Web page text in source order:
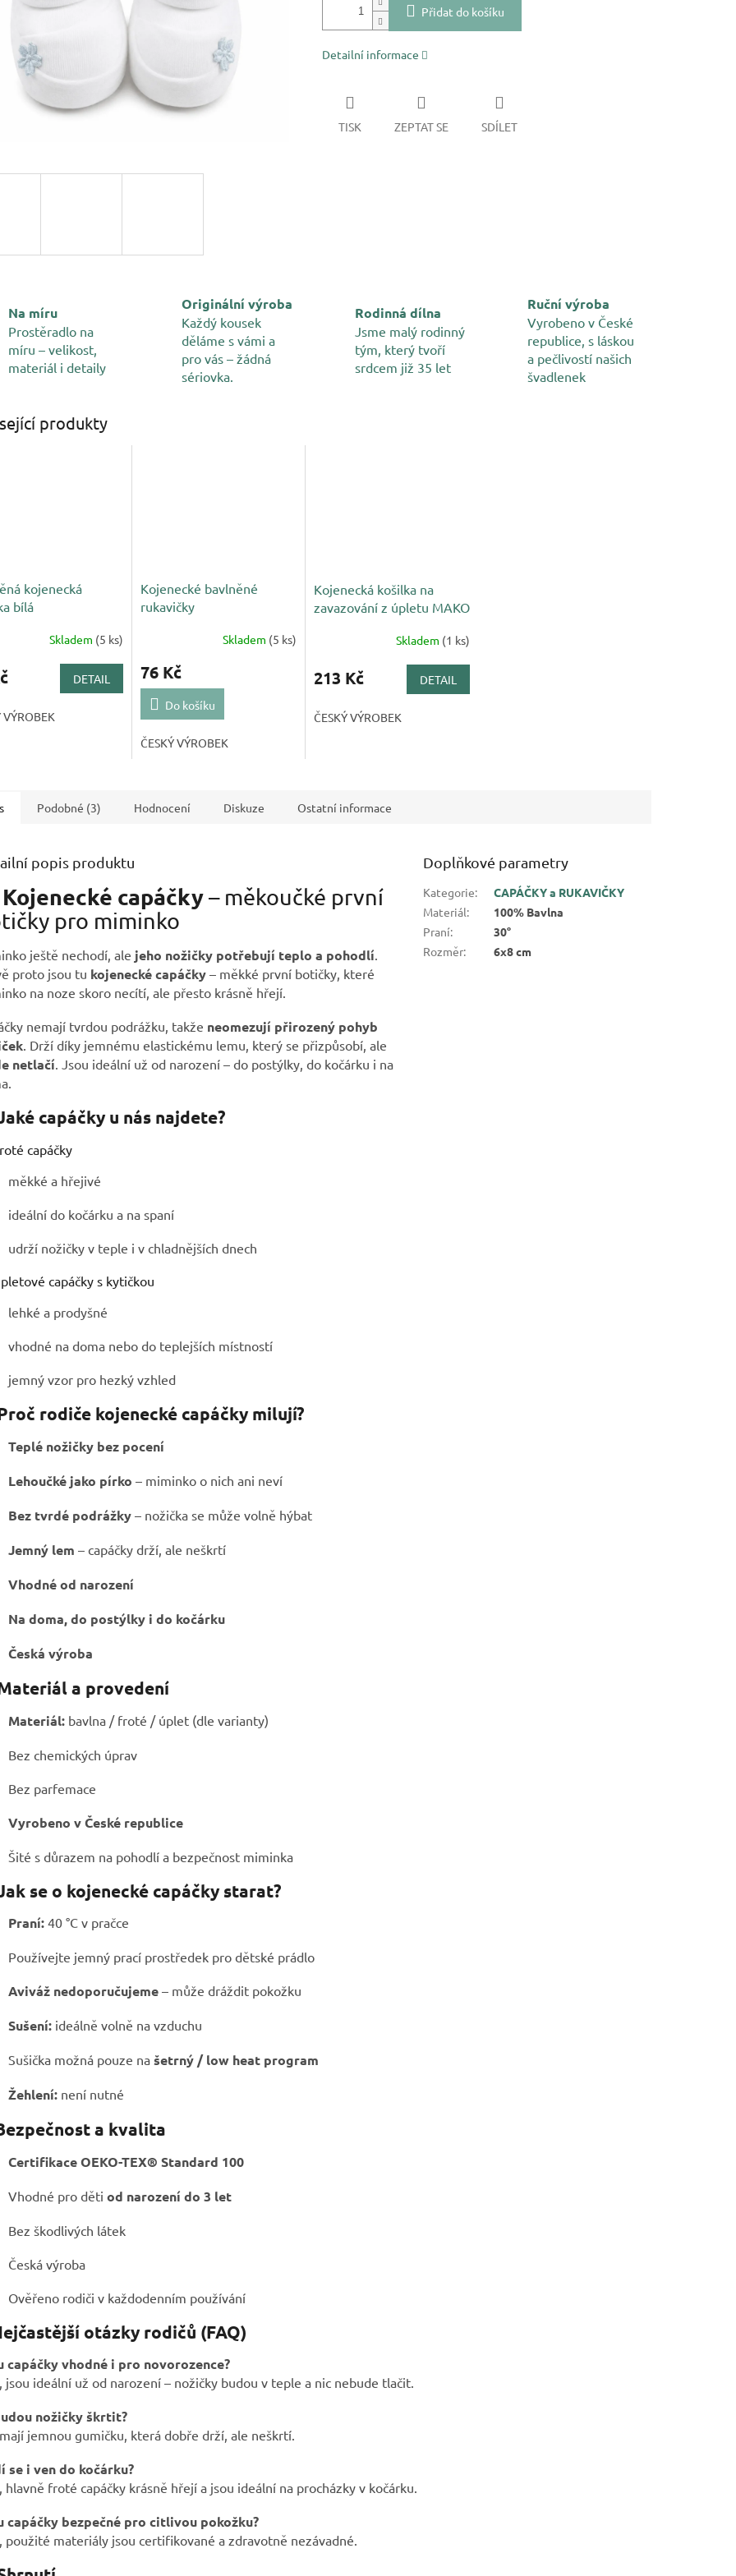
Přidat do košíku
Detailní informace
TISK ZEPTAT SE SDÍLET
Na míru
Prostěradlo na
míru – velikost,
materiál i detaily
Originální výroba
Každý kousek
děláme s vámi a
pro vás – žádná
sériovka.
Rodinná dílna
Jsme malý rodinný
tým, který tvoří
srdcem již 35 let
Ruční výroba
Vyrobeno v České
republice, s láskou
a pečlivostí našich
švadlenek
produkty
kojenecká
bílá
Skladem (5 ks)
DETAIL
VÝROBEK
Kojenecké bavlněné
rukavičky
Skladem (5 ks)
76 Kč
Do košíku
ČESKÝ VÝROBEK
Kojenecká košilka na
zavazování z úpletu MAKO
Skladem (1 ks)
213 Kč DETAIL
ČESKÝ VÝROBEK
Podobné (3) Hodnocení Diskuze Ostatní informace
popis produktu
capáčky– měkoučké první
pro miminko
ještě nechodí, ale jeho nožičky potřebují teplo a pohodlí.
proto jsou tu kojenecké capáčky – měkké první botičky, které
na noze skoro necítí, ale přesto krásně hřejí.
nemají tvrdou podrážku, takže neomezují přirozený pohyb
. Drží díky jemnému elastickému lemu, který se přizpůsobí, ale
netlačí. Jsou ideální už od narození – do postýlky, do kočárku i na
capáčky u nás najdete?
capáčky
měkké a hřejivé
ideální do kočárku a na spaní
udrží nožičky v teple i v chladnějších dnech
capáčky s kytičkou
lehké a prodyšné
vhodné na doma nebo do teplejších místností
jemný vzor pro hezký vzhled
rodiče kojenecké capáčky milují?
Teplé nožičky bez pocení
Lehoučké jako pírko – miminko o nich ani neví
Bez tvrdé podrážky – nožička se může volně hýbat
Jemný lem – capáčky drží, ale neškrtí
Vhodné od narození
Na doma, do postýlky i do kočárku
Česká výroba
a provedení
Materiál: bavlna / froté / úplet (dle varianty)
Bez chemických úprav
Bez parfemace
Vyrobeno v České republice
Šité s důrazem na pohodlí a bezpečnost miminka
se o kojenecké capáčky starat?
Praní: 40 °C v pračce
Používejte jemný prací prostředek pro dětské prádlo
Aviváž nedoporučujeme – může dráždit pokožku
Sušení: ideálně volně na vzduchu
Sušička možná pouze na šetrný / low heat program
Žehlení: není nutné
a kvalita
Certifikace OEKO-TEX® Standard 100
Vhodné pro děti od narození do 3 let
Bez škodlivých látek
Česká výroba
Ověřeno rodiči v každodenním používání
otázky rodičů (FAQ)
capáčky vhodné i pro novorozence?
jsou ideální už od narození – nožičky budou v teple a nic nebude tlačit.
nožičky škrtit?
jemnou gumičku, která dobře drží, ale neškrtí.
se i ven do kočárku?
hlavně froté capáčky krásně hřejí a jsou ideální na procházky v kočárku.
capáčky bezpečné pro citlivou pokožku?
použité materiály jsou certifikované a zdravotně nezávadné.
Doplňkové parametry
Kategorie:
CAPÁČKY a RUKAVIČKY
Materiál:
100% Bavlna
Praní:
30°
Rozměr: 6x8 cm